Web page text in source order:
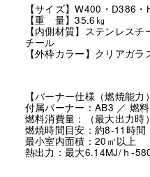
【サイズ】W400・D386
【重 量】35.6㎏
【内側材質】ステンレス
チール
【外枠カラー】クリアガ
【バーナー仕様（燃焼能力
付属バーナー：AB3 ／ 燃
燃料消費量：（最大出力時
燃焼時間目安：約8-11時間
最小室内面積：20㎡以上
熱出力：最大6.14MJ/ｈ-